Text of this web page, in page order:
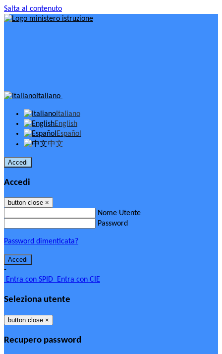
Salta al contenuto
Italiano
Italiano
English
Español
中文
Accedi
Accedi
button close ×
Nome Utente
Password
Password dimenticata?
-
Entra con SPID Entra con CIE
Seleziona utente
button close ×
Recupero password